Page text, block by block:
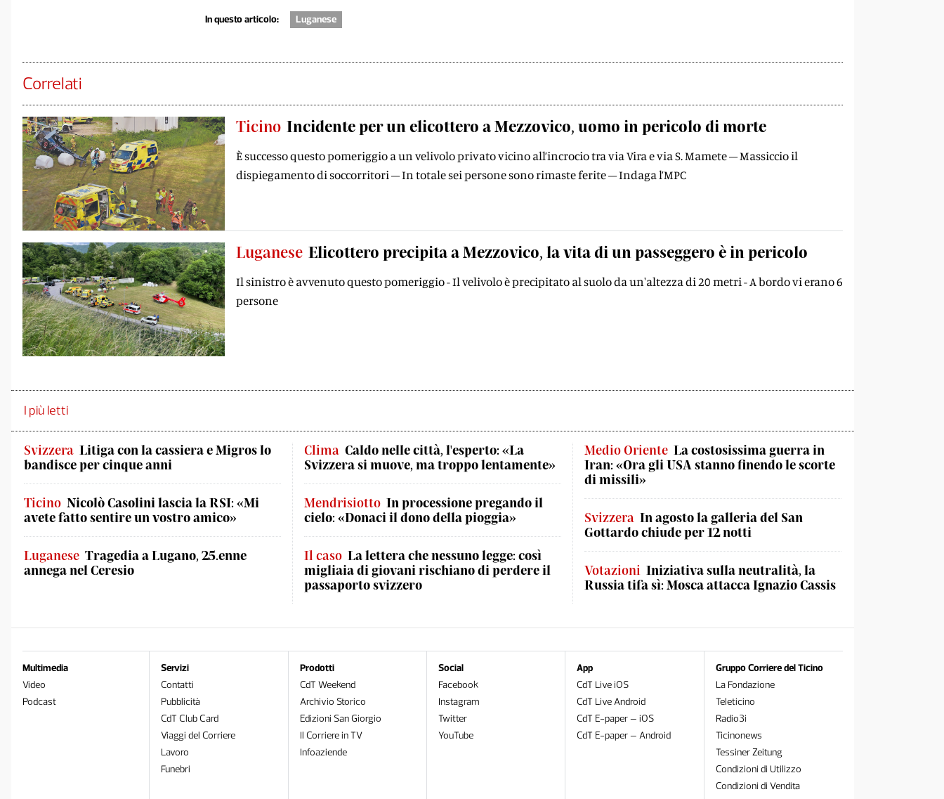
In questo articolo: Luganese
Correlati
Ticino Incidente per un elicottero a Mezzovico, uomo in pericolo di morte
È successo questo pomeriggio a un velivolo privato vicino all’incrocio tra via Vira e via S. Mamete – Massiccio il
dispiegamento di soccorritori – In totale sei persone sono rimaste ferite – Indaga l’MPC
Luganese Elicottero precipita a Mezzovico, la vita di un passeggero è in pericolo
Il sinistro è avvenuto questo pomeriggio - Il velivolo è precipitato al suolo da un'altezza di 20 metri - A bordo vi erano 6
persone
I più letti
Svizzera Litiga con la cassiera e Migros lo
bandisce per cinque anni
Ticino Nicolò Casolini lascia la RSI: «Mi
avete fatto sentire un vostro amico»
Luganese Tragedia a Lugano, 25.enne
annega nel Ceresio
Clima Caldo nelle città, l'esperto: «La
Svizzera si muove, ma troppo lentamente»
Mendrisiotto In processione pregando il
cielo: «Donaci il dono della pioggia»
Il caso La lettera che nessuno legge: così
migliaia di giovani rischiano di perdere il
passaporto svizzero
Medio Oriente La costosissima guerra in
Iran: «Ora gli USA stanno finendo le scorte
di missili»
Svizzera In agosto la galleria del San
Gottardo chiude per 12 notti
Votazioni Iniziativa sulla neutralità, la
Russia tifa sì: Mosca attacca Ignazio Cassis
Multimedia
Video
Podcast
Servizi
Contatti
Pubblicità
CdT Club Card
Viaggi del Corriere
Lavoro
Funebri
Prodotti
CdT Weekend
Archivio Storico
Edizioni San Giorgio
Il Corriere in TV
Infoaziende
Social
Facebook
Instagram
Twitter
YouTube
App
CdT Live iOS
CdT Live Android
CdT E-paper – iOS
CdT E-paper – Android
Gruppo Corriere del Ticino
La Fondazione
Teleticino
Radio3i
Ticinonews
Tessiner Zeitung
Condizioni di Utilizzo
Condizioni di Vendita